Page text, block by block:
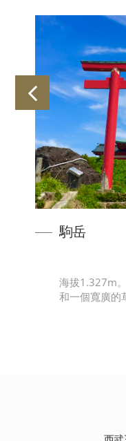
駒岳
海拔1.327m
和一個寬廣的